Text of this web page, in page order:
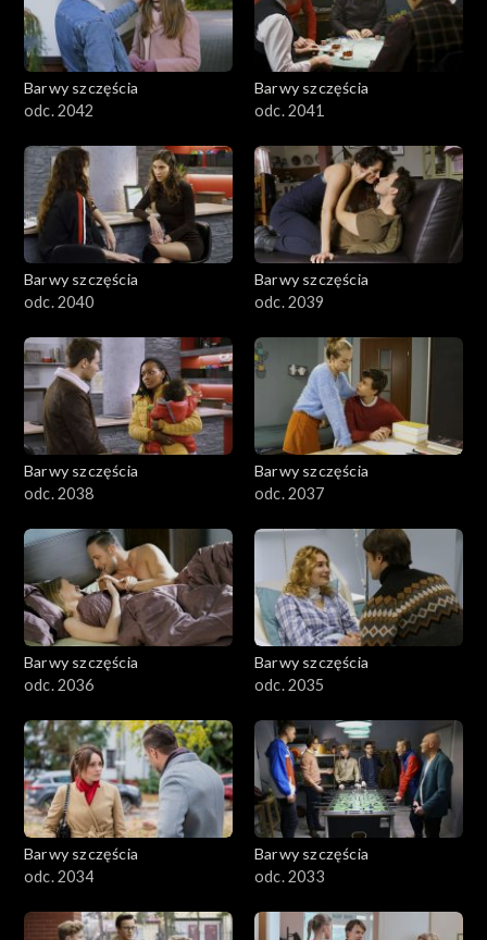
Barwy szczęścia
odc. 2042
Barwy szczęścia
odc. 2041
Barwy szczęścia
odc. 2040
Barwy szczęścia
odc. 2039
Barwy szczęścia
odc. 2038
Barwy szczęścia
odc. 2037
Barwy szczęścia
odc. 2036
Barwy szczęścia
odc. 2035
Barwy szczęścia
odc. 2034
Barwy szczęścia
odc. 2033